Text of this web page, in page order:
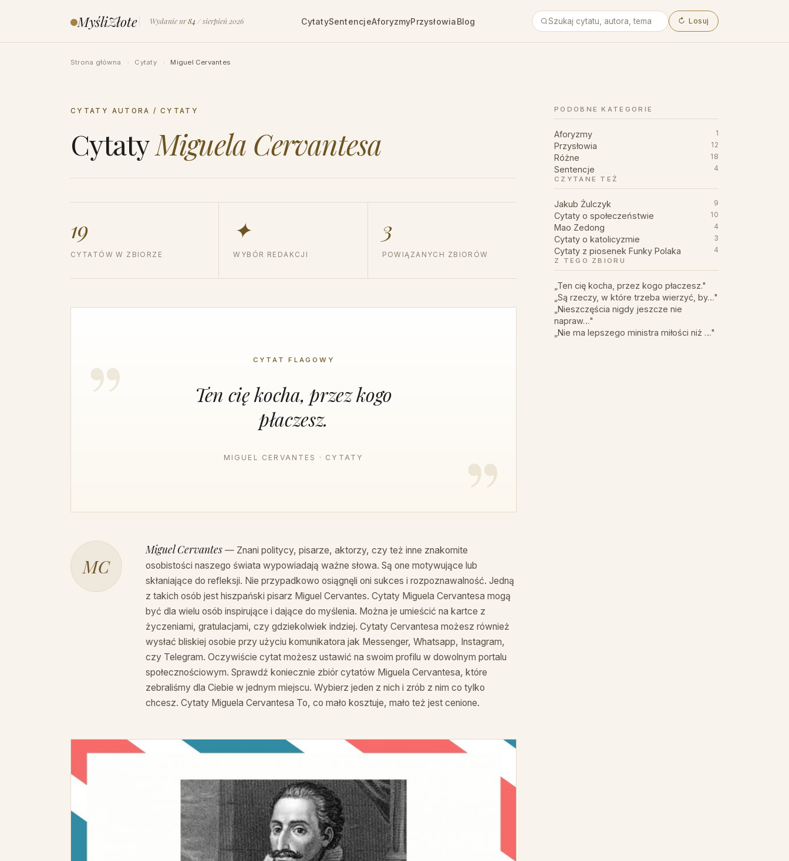
treści
MyśliZłote Wydanie nr84 / sierpień 2026 CytatySentencjeAforyzmyPrzysłowiaBlog ↻ Losuj
Strona główna › Cytaty › Miguel Cervantes
CYTATY AUTORA / CYTATY
CytatyMiguela Cervantesa
19
CYTATÓW W ZBIORZE
✦
WYBÓR REDAKCJI
3
POWIĄZANYCH ZBIORÓW
CYTAT FLAGOWY
Ten cię kocha, przez kogo
płaczesz.
MIGUEL CERVANTES · CYTATY
MC
Miguel Cervantes — Znani politycy, pisarze, aktorzy, czy też inne znakomite
osobistości naszego świata wypowiadają ważne słowa. Są one motywujące lub
skłaniające do refleksji. Nie przypadkowo osiągnęli oni sukces i rozpoznawalność. Jedną
z takich osób jest hiszpański pisarz Miguel Cervantes. Cytaty Miguela Cervantesa mogą
być dla wielu osób inspirujące i dające do myślenia. Można je umieścić na kartce z
życzeniami, gratulacjami, czy gdziekolwiek indziej. Cytaty Cervantesa możesz również
wysłać bliskiej osobie przy użyciu komunikatora jak Messenger, Whatsapp, Instagram,
czy Telegram. Oczywiście cytat możesz ustawić na swoim profilu w dowolnym portalu
społecznościowym. Sprawdź koniecznie zbiór cytatów Miguela Cervantesa, które
zebraliśmy dla Ciebie w jednym miejscu. Wybierz jeden z nich i zrób z nim co tylko
chcesz. Cytaty Miguela Cervantesa To, co mało kosztuje, mało też jest cenione.
PODOBNE KATEGORIE
Aforyzmy 1
Przysłowia 12
Różne 18
Sentencje
4
CZYTANE TEŻ
Jakub Żulczyk 9
Cytaty o społeczeństwie 10
Mao Zedong 4
Cytaty o katolicyzmie 3
Cytaty z piosenek Funky Polaka
4
Z TEGO ZBIORU
„Ten cię kocha, przez kogo płaczesz."
„Są rzeczy, w które trzeba wierzyć, by…"
„Nieszczęścia nigdy jeszcze nie
napraw…"
„Nie ma lepszego ministra miłości niż …"